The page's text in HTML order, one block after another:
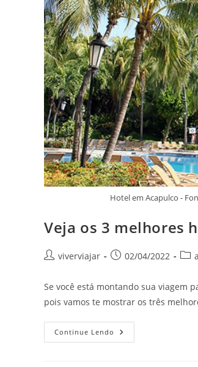
Hotel em Acapulco -
Veja os 3 melhores
Autorviverviajar
Post02/04/2022
Se você está montando sua viagem
pois vamos te mostrar os três
Continue Lendo Veja
Os